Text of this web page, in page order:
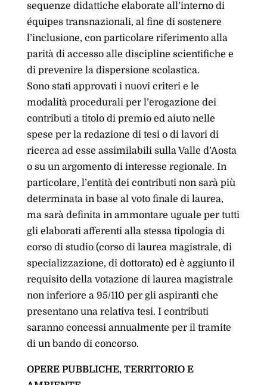
sequenze didattiche elaborate all’interno di
équipes transnazionali, al fine di sostenere
l’inclusione, con particolare riferimento alla
parità di accesso alle discipline scientifiche e
di prevenire la dispersione scolastica.
Sono stati approvati i nuovi criteri e le
modalità procedurali per l’erogazione dei
contributi a titolo di premio ed aiuto nelle
spese per la redazione di tesi o di lavori di
ricerca ad esse assimilabili sulla Valle d’Aosta
o su un argomento di interesse regionale. In
particolare, l’entità dei contributi non sarà più
determinata in base al voto finale di laurea,
ma sarà definita in ammontare uguale per tutti
gli elaborati afferenti alla stessa tipologia di
corso di studio (corso di laurea magistrale, di
specializzazione, di dottorato) ed è aggiunto il
requisito della votazione di laurea magistrale
non inferiore a 95/110 per gli aspiranti che
presentano una relativa tesi. I contributi
saranno concessi annualmente per il tramite
di un bando di concorso.
OPERE PUBBLICHE, TERRITORIO E